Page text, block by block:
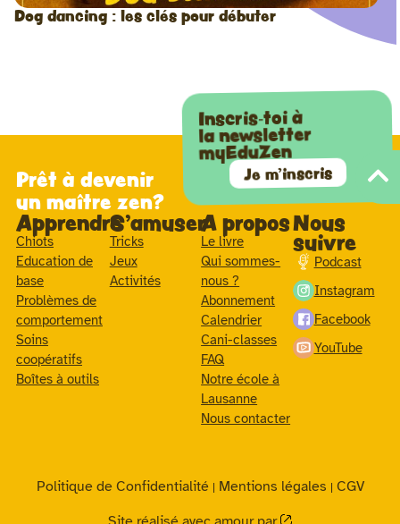
Dog dancing : les clés pour débuter
Prêt à devenir
un maître zen?
Inscris-toi à
la newsletter
myEduZen
Je m'inscris
Apprendre
Chiots
Education de
base
Problèmes de
comportement
Soins
coopératifs
Boîtes à outils
S'amuser
Tricks
Jeux
Activités
A propos
Le livre
Qui sommes-
nous ?
Abonnement
Calendrier
Cani-classes
FAQ
Notre école à
Lausanne
Nous contacter
Nous
suivre
Podcast
Instagram
Facebook
YouTube
Politique de Confidentialité| Mentions légales | CGV